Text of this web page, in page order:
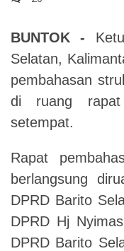
BUNTOK -
Selatan,
pembahasan
di ruang rapat
setempat.
Rapat
berlangsung
DPRD Barito
DPRD Hj
DPRD Barito